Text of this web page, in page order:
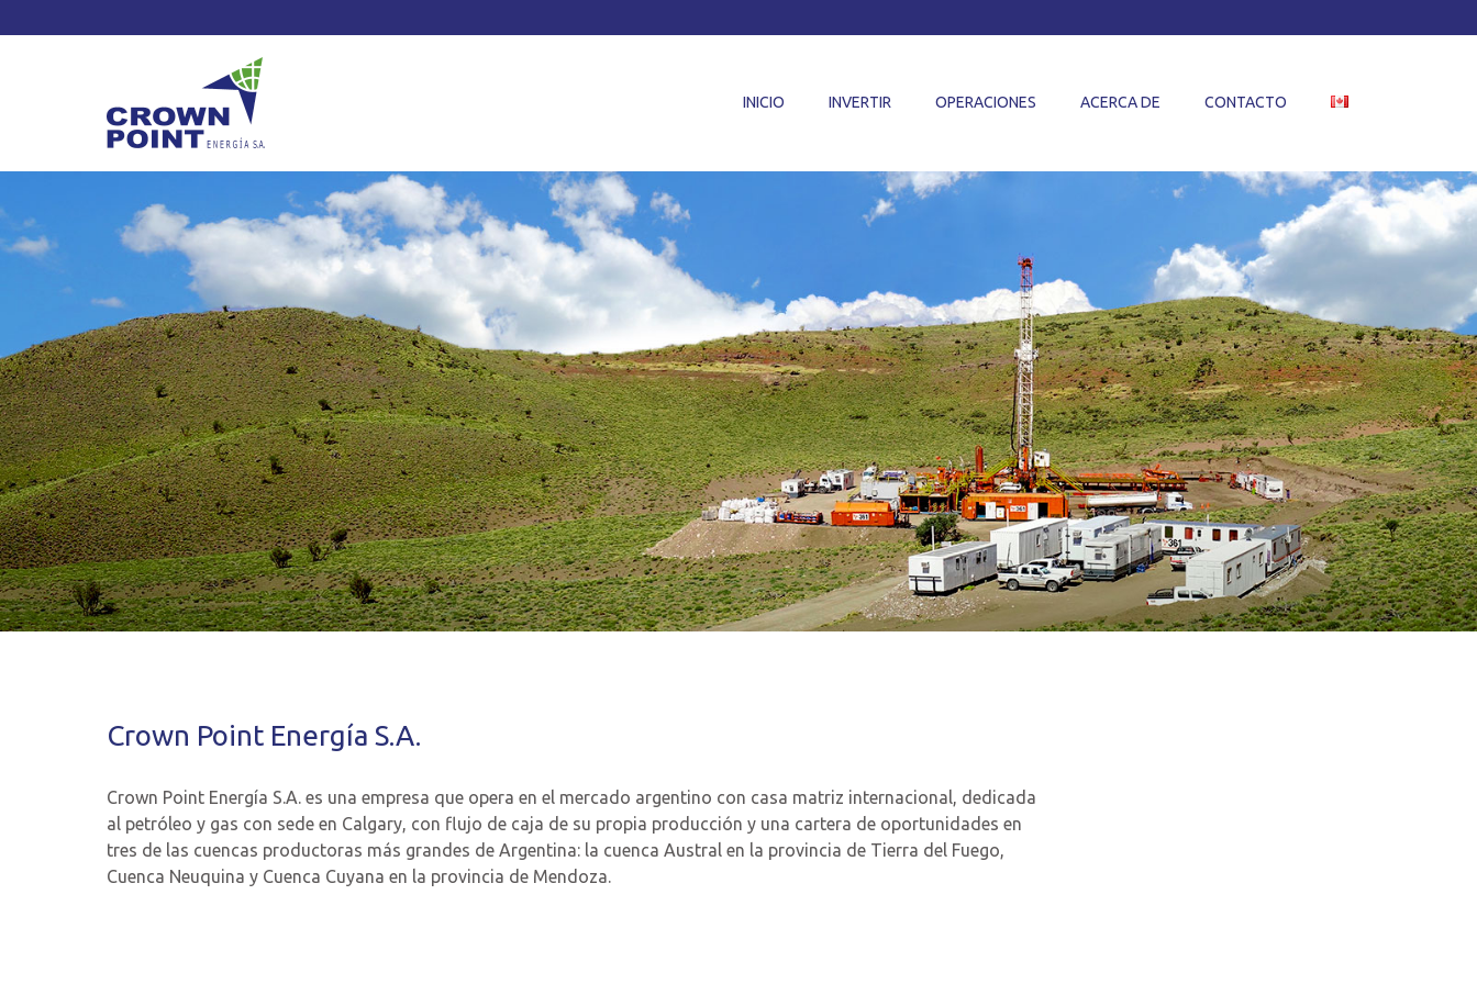
INICIO INVERTIR OPERACIONES ACERCA DE CONTACTO
Crown Point Energía S.A.
Crown Point Energía S.A. es una empresa que opera en el mercado argentino con casa matriz internacional, dedicada
al petróleo y gas con sede en Calgary, con flujo de caja de su propia producción y una cartera de oportunidades en
tres de las cuencas productoras más grandes de Argentina: la cuenca Austral en la provincia de Tierra del Fuego,
Cuenca Neuquina y Cuenca Cuyana en la provincia de Mendoza.